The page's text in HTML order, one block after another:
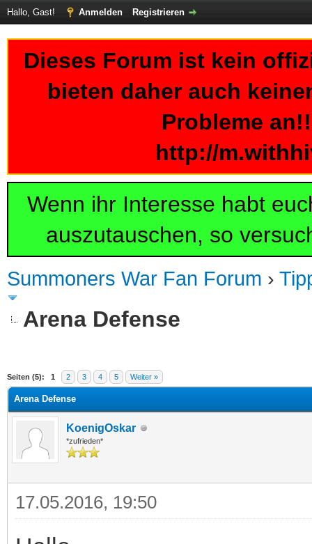
Hallo, Gast! Anmelden Registrieren
Dieses Forum ist kein
bieten daher auch
Probleme
http://
Wenn ihr Interesse habt
auszutauschen, so
Summoners War Fan Forum ›
Arena Defense
Seiten (5): 1 2 3 4 5 Weiter »
Durchschnitt
Arena Defense
KoenigOskar
*zufrieden*
17.05.2016, 19:50